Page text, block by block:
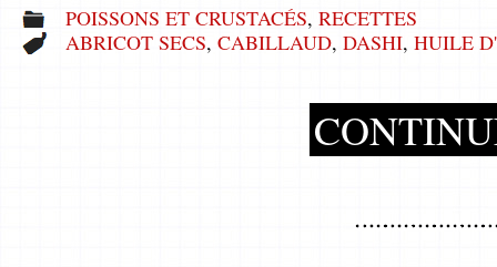
POISSONS ET CRUSTACÉS, RECETTES
ABRICOT SECS, CABILLAUD, DASHI, HUILE